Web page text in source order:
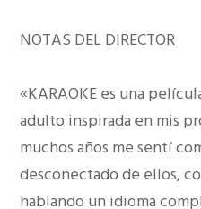
NOTAS DEL DIRECTOR
«KARAOKE es una
adulto inspirada en mis
muchos años me sentí
desconectado de ellos,
hablando un idioma